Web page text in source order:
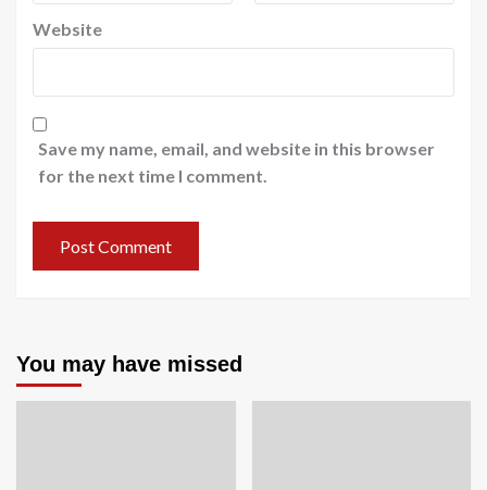
Website
Save my name, email, and website in this browser
for the next time I comment.
You may have missed